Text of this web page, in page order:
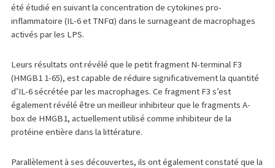
été étudié en suivant la concentration de cytokines pro-
inflammatoire (IL-6 et TNFα) dans le surnageant de macrophages
activés par les LPS.
Leurs résultats ont révélé que le petit fragment N-terminal F3
(HMGB1 1-65), est capable de réduire significativement la quantité
d’IL-6 sécrétée par les macrophages. Ce fragment F3 s’est
également révélé être un meilleur inhibiteur que le fragments A-
box de HMGB1, actuellement utilisé comme inhibiteur de la
protéine entière dans la littérature.
Parallèlement à ses découvertes, ils ont également constaté que la